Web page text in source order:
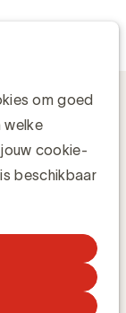
om goed
welke
cookie-
beschikbaar
voor